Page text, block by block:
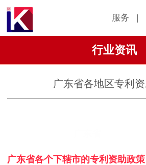
服务 |
行业资讯
广东省各地区专利
广东省各个下辖市的专利资助政策